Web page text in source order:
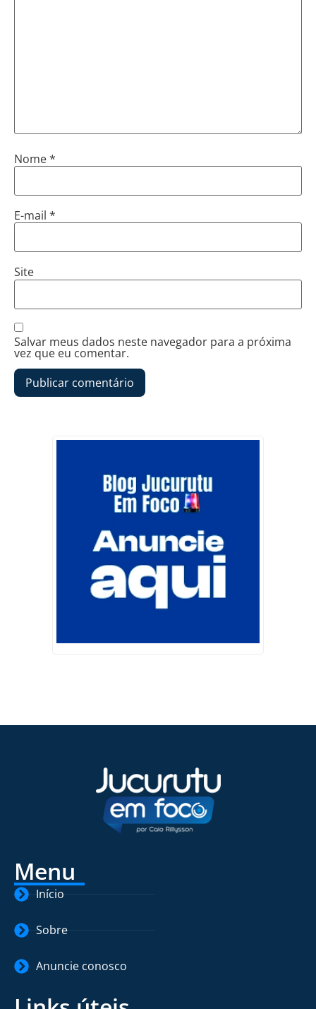
Nome*
E-mail *
Site
Salvar meus dados neste navegador para a próxima
vez que eu comentar.
Menu
Início
Sobre
Anuncie conosco